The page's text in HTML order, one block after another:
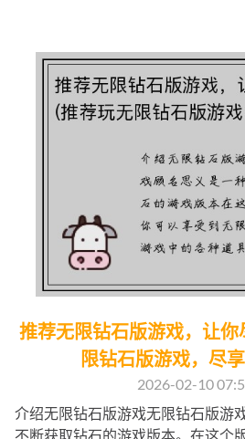
推荐无限钻石版游戏，让
限钻石版游戏，尽
2026-02-10
介绍无限钻石版游戏无限钻石版游
不断获取钻石的游戏版本。在这个